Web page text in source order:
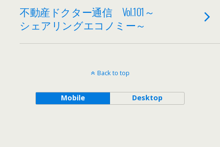
不動産ドクター通信 Vol.101～
シェアリングエコノミー～
Back to top
Mobile Desktop